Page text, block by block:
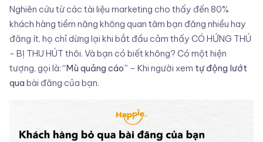
Nghiên cứu từ các tài liệu marketing cho thấy đến 80%
khách hàng tiềm năng không quan tâm bạn đăng nhiều hay
đăng ít, họ chỉ dừng lại khi bắt đầu cảm thấy CÓ HỨNG THÚ
- BỊ THU HÚT thôi. Và bạn có biết không? Có một hiện
tượng, gọi là:“Mù quảng cáo” – Khi người xem tự động lướt
quabài đăng của bạn.